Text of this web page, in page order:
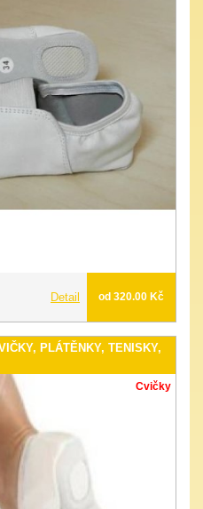
Detail od 320.00 Kč
PLÁTĚNKY, TENISKY,
Cvičky